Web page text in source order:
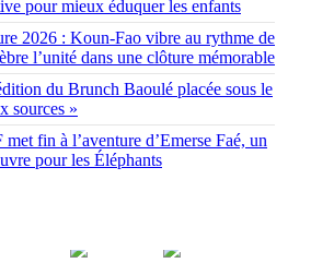
pour mieux éduquer les enfants
2026 : Koun-Fao vibre au rythme de
l’unité dans une clôture mémorable
du Brunch Baoulé placée sous le
sources »
fin à l’aventure d’Emerse Faé, un
pour les Éléphants